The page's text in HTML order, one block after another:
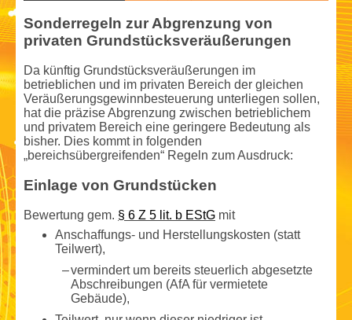
Sonderregeln zur Abgrenzung von
privaten Grundstücksveräußerungen
Da künftig Grundstücksveräußerungen im
betrieblichen und im privaten Bereich der gleichen
Veräußerungs­gewinnbesteuerung unterliegen sollen,
hat die präzise Abgrenzung zwischen betrieblichem
und privatem Bereich eine geringere Bedeutung als
bisher. Dies kommt in folgenden
„bereichsübergreifenden“ Regeln zum Ausdruck:
Einlage von Grundstücken
Bewertung gem. § 6 Z 5 lit. b EStG mit
Anschaffungs- und Herstellungs­kosten (statt
Teilwert),
–vermindert um bereits steuerlich abgesetzte
Abschreibungen (AfA für vermietete
Gebäude),